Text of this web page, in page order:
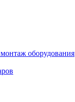
оборудования